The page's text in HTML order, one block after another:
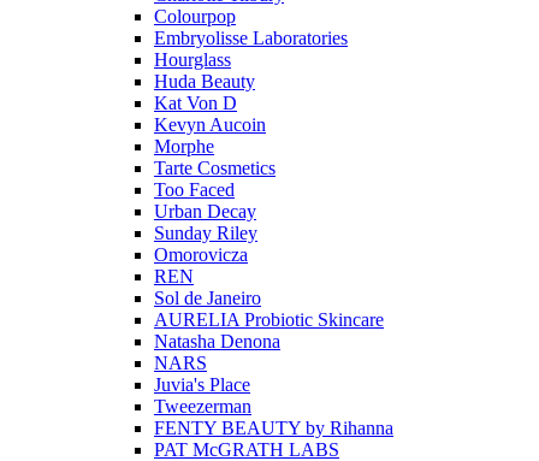
Colourpop
Embryolisse Laboratories
Hourglass
Huda Beauty
Kat Von D
Kevyn Aucoin
Morphe
Tarte Cosmetics
Too Faced
Urban Decay
Sunday Riley
Omorovicza
REN
Sol de Janeiro
AURELIA Probiotic Skincare
Natasha Denona
NARS
Juvia's Place
Tweezerman
FENTY BEAUTY by Rihanna
PAT McGRATH LABS